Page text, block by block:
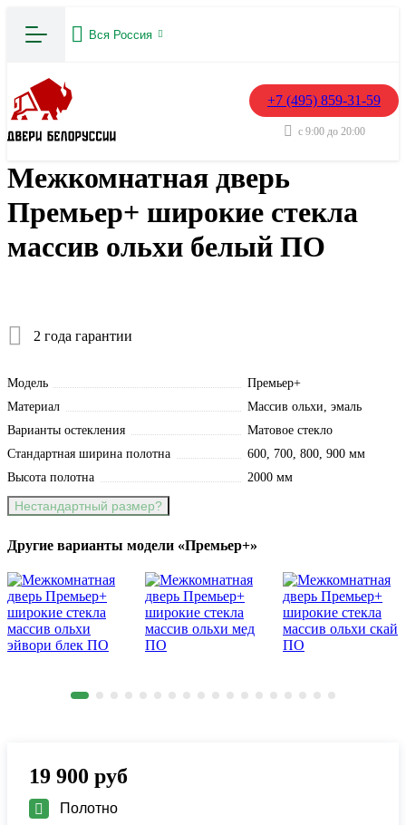
Вся Россия
+7 (495) 859-31-59
с 9:00 до 20:00
Межкомнатная дверь
Премьер+ широкие стекла
массив ольхи белый ПО
2 года гарантии
Модель
Премьер+
Материал
Массив ольхи, эмаль
Варианты остекления
Матовое стекло
Стандартная ширина полотна
600, 700, 800, 900 мм
Высота полотна
2000 мм
Нестандартный размер?
Другие варианты модели «Премьер+»
19 900 руб
Полотно